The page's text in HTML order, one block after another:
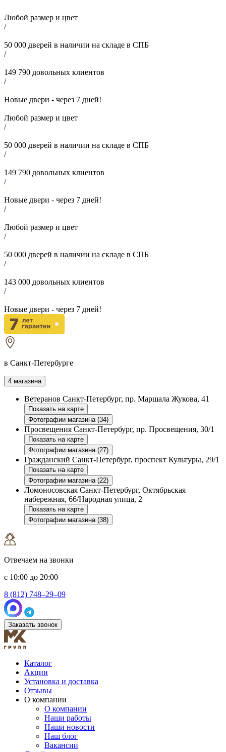
Любой размер и цвет
/
50 000 дверей в наличии на складе в СПБ
/
149 790 довольных клиентов
/
Новые двери - через 7 дней!
Любой размер и цвет
/
50 000 дверей в наличии на складе в СПБ
/
149 790 довольных клиентов
/
Новые двери - через 7 дней!
/
Любой размер и цвет
/
50 000 дверей в наличии на складе в СПБ
/
143 000 довольных клиентов
/
Новые двери - через 7 дней!
в Санкт-Петербурге
4 магазина
Ветеранов Санкт-Петербург, пр. Маршала Жукова, 41
Показать на карте
Фотографии магазина (34)
Просвещения Санкт-Петербург, пр. Просвещения, 30/1
Показать на карте
Фотографии магазина (27)
Гражданский Санкт-Петербург, проспект Культуры, 29/1
Показать на карте
Фотографии магазина (22)
Ломоносовская Санкт-Петербург, Октябрьская
набережная, 66/Народная улица, 2
Показать на карте
Фотографии магазина (38)
Отвечаем на звонки
с 10:00 до 20:00
8 (812) 748–29–09
Заказать звонок
Каталог
Акции
Установка и доставка
Отзывы
О компании
О компании
Наши работы
Наши новости
Наш блог
Вакансии